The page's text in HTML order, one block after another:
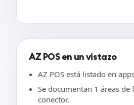
AZ POS en un vistazo
AZ POS está listado en
Se documentan 1 áreas
conector.